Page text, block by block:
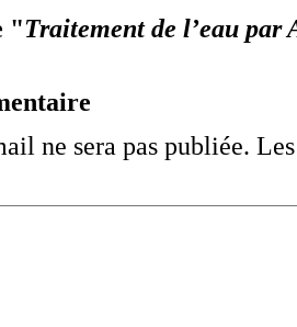
"Traitement de l’eau par
ne sera pas publiée.